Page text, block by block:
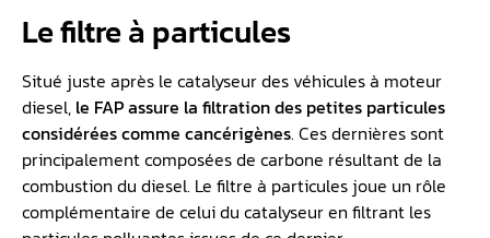
Le filtre à particules
Situé juste après le catalyseur des véhicules à moteur
diesel, le FAP assure la filtration des petites particules
considérées comme cancérigènes. Ces dernières sont
principalement composées de carbone résultant de la
combustion du diesel. Le filtre à particules joue un rôle
complémentaire de celui du catalyseur en filtrant les